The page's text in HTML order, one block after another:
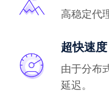
高稳定代
超快速度
由于分布
延迟。